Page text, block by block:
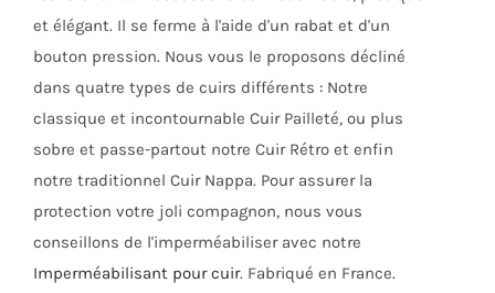
et élégant. Il se ferme à l'aide d'un rabat et d'un
bouton pression. Nous vous le proposons décliné
dans quatre types de cuirs différents : Notre
classique et incontournable Cuir Pailleté, ou plus
sobre et passe-partout notre Cuir Rétro et enfin
notre traditionnel Cuir Nappa. Pour assurer la
protection votre joli compagnon, nous vous
conseillons de l'imperméabiliser avec notre
Imperméabilisant pour cuir. Fabriqué en France.